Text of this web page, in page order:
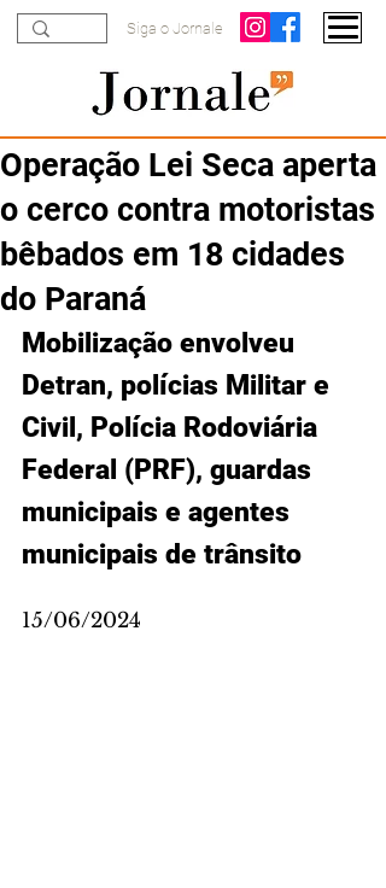
Siga o Jornale
Operação Lei Seca aperta
o cerco contra motoristas
bêbados em 18 cidades
do Paraná
Mobilização envolveu
Detran, polícias Militar e
Civil, Polícia Rodoviária
Federal (PRF), guardas
municipais e agentes
municipais de trânsito
15/06/2024